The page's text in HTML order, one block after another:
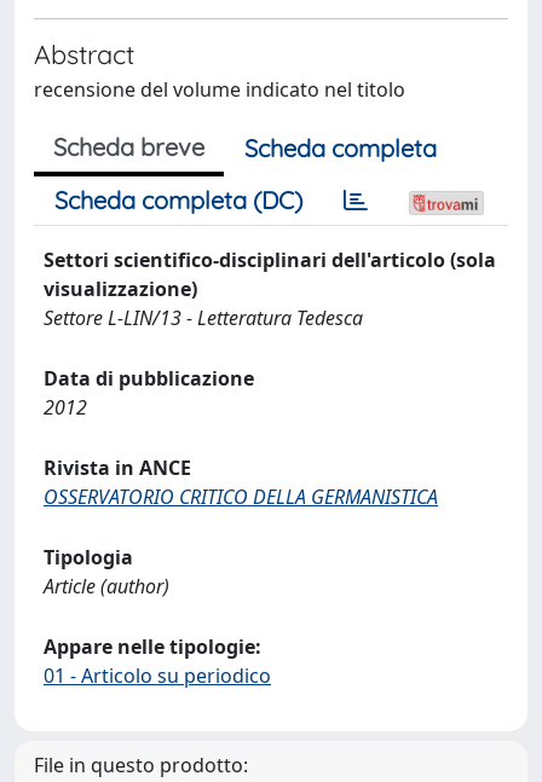
Abstract
recensione del volume indicato nel titolo
Scheda breve
Scheda completa
Scheda completa (DC)
Settori scientifico-disciplinari dell'articolo (sola
visualizzazione)
Settore L-LIN/13 - Letteratura Tedesca
Data di pubblicazione
2012
Rivista in ANCE
OSSERVATORIO CRITICO DELLA GERMANISTICA
Tipologia
Article (author)
Appare nelle tipologie:
01 - Articolo su periodico
File in questo prodotto: